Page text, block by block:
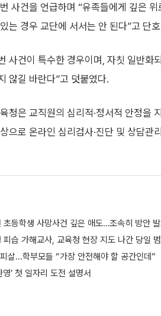
사건을 언급하며 “유족들에게 깊은
는 경우 교단에 서서는 안 된다”고 단
사건이 특수한 경우이며, 자칫 일반화
않길 바란다”고 덧붙였다.
청은 교직원의 심리적·정서적 안정을
으로 온라인 심리검사·진단 및 상담
초등학생 사망사건 깊은 애도…조속히 방안
피습 가해교사, 교육청 현장 지도 나간 당일
살...학부모들 “가장 안전해야 할 공간인데”
영’ 첫 일자리 도전 설명서